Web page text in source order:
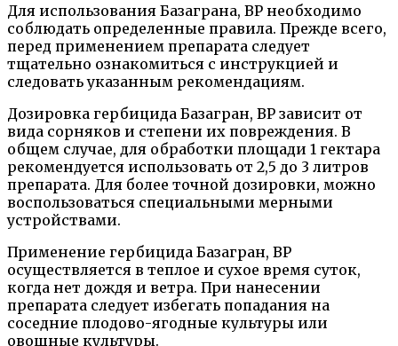
Для использования Базаграна, ВР необходимо
соблюдать определенные правила. Прежде всего,
перед применением препарата следует
тщательно ознакомиться с инструкцией и
следовать указанным рекомендациям.
Дозировка гербицида Базагран, ВР зависит от
вида сорняков и степени их повреждения. В
общем случае, для обработки площади 1 гектара
рекомендуется использовать от 2,5 до 3 литров
препарата. Для более точной дозировки, можно
воспользоваться специальными мерными
устройствами.
Применение гербицида Базагран, ВР
осуществляется в теплое и сухое время суток,
когда нет дождя и ветра. При нанесении
препарата следует избегать попадания на
соседние плодово-ягодные культуры или
овощные культуры.